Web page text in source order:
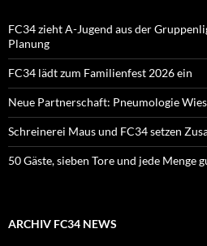
FC34 zieht A-Jugend aus der
Planung
FC34 lädt zum Familienfest 2026 ein
Neue Partnerschaft: Pneumologie
Schreinerei Maus und FC34 setzen
50 Gäste, sieben Tore und jede Menge
ARCHIV FC34 NEWS